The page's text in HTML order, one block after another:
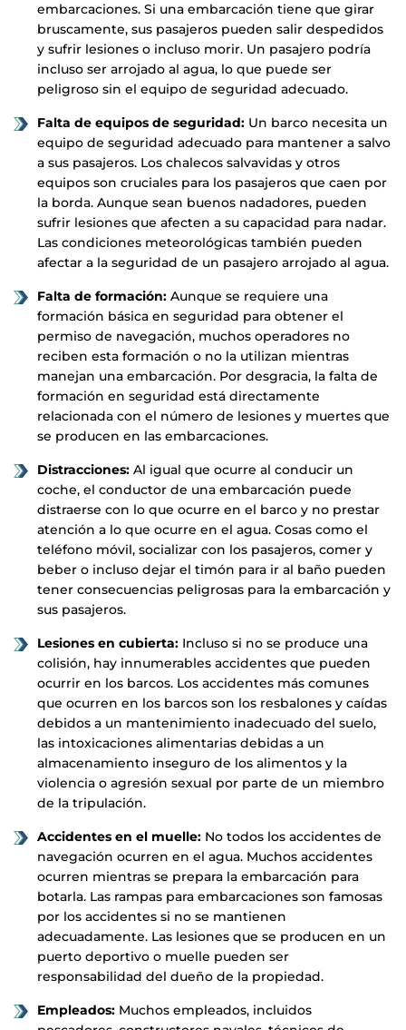
embarcaciones. Si una embarcación tiene que girar
bruscamente, sus pasajeros pueden salir despedidos
y sufrir lesiones o incluso morir. Un pasajero podría
incluso ser arrojado al agua, lo que puede ser
peligroso sin el equipo de seguridad adecuado.
Falta de equipos de seguridad: Un barco necesita un
equipo de seguridad adecuado para mantener a salvo
a sus pasajeros. Los chalecos salvavidas y otros
equipos son cruciales para los pasajeros que caen por
la borda. Aunque sean buenos nadadores, pueden
sufrir lesiones que afecten a su capacidad para nadar.
Las condiciones meteorológicas también pueden
afectar a la seguridad de un pasajero arrojado al agua.
Falta de formación: Aunque se requiere una
formación básica en seguridad para obtener el
permiso de navegación, muchos operadores no
reciben esta formación o no la utilizan mientras
manejan una embarcación. Por desgracia, la falta de
formación en seguridad está directamente
relacionada con el número de lesiones y muertes que
se producen en las embarcaciones.
Distracciones: Al igual que ocurre al conducir un
coche, el conductor de una embarcación puede
distraerse con lo que ocurre en el barco y no prestar
atención a lo que ocurre en el agua. Cosas como el
teléfono móvil, socializar con los pasajeros, comer y
beber o incluso dejar el timón para ir al baño pueden
tener consecuencias peligrosas para la embarcación y
sus pasajeros.
Lesiones en cubierta: Incluso si no se produce una
colisión, hay innumerables accidentes que pueden
ocurrir en los barcos. Los accidentes más comunes
que ocurren en los barcos son los resbalones y caídas
debidos a un mantenimiento inadecuado del suelo,
las intoxicaciones alimentarias debidas a un
almacenamiento inseguro de los alimentos y la
violencia o agresión sexual por parte de un miembro
de la tripulación.
Accidentes en el muelle: No todos los accidentes de
navegación ocurren en el agua. Muchos accidentes
ocurren mientras se prepara la embarcación para
botarla. Las rampas para embarcaciones son famosas
por los accidentes si no se mantienen
adecuadamente. Las lesiones que se producen en un
puerto deportivo o muelle pueden ser
responsabilidad del dueño de la propiedad.
Empleados: Muchos empleados, incluidos